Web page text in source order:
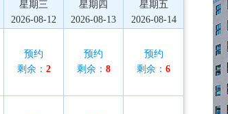
星期三
2026-08-12
星期四
2026-08-13
星期五
2026-08-14
预约
剩余： 2
预约
剩余： 8
预约
剩余： 6